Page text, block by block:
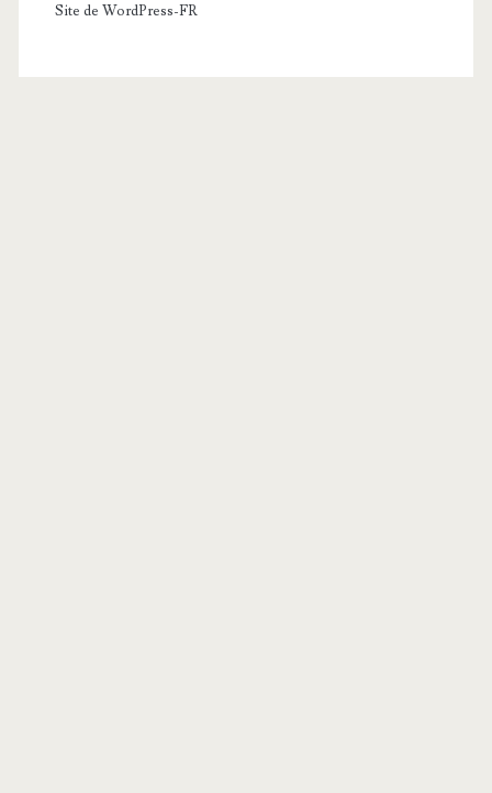
Site de WordPress-FR